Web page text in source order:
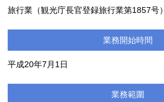
旅行業（観光庁長官登録旅行業第1857号）
業務開始時間
平成20年7月1日
業務範圍